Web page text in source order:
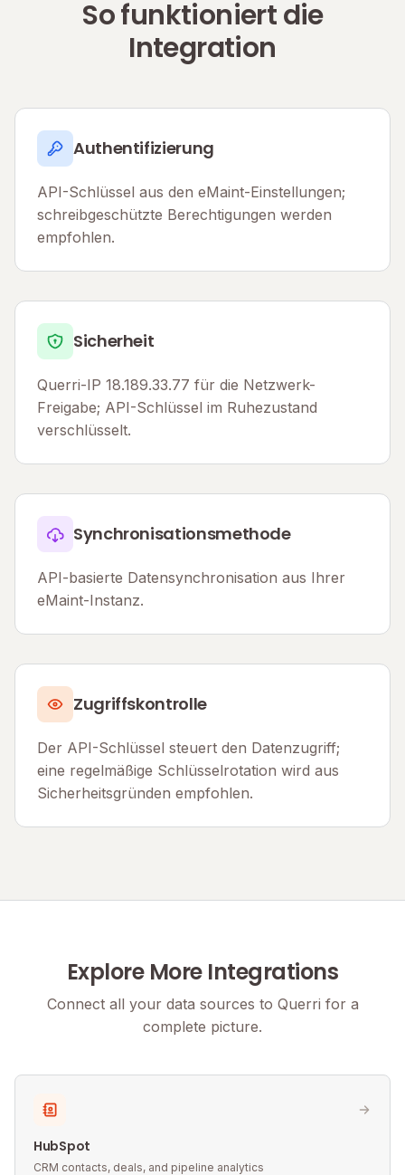
So funktioniert die
Integration
Authentifizierung
API-Schlüssel aus den eMaint-Einstellungen;
schreibgeschützte Berechtigungen werden
empfohlen.
Sicherheit
Querri-IP 18.189.33.77 für die Netzwerk-
Freigabe; API-Schlüssel im Ruhezustand
verschlüsselt.
Synchronisationsmethode
API-basierte Datensynchronisation aus Ihrer
eMaint-Instanz.
Zugriffskontrolle
Der API-Schlüssel steuert den Datenzugriff;
eine regelmäßige Schlüsselrotation wird aus
Sicherheitsgründen empfohlen.
Explore More Integrations
Connect all your data sources to Querri for a
complete picture.
HubSpot
CRM contacts, deals, and pipeline analytics